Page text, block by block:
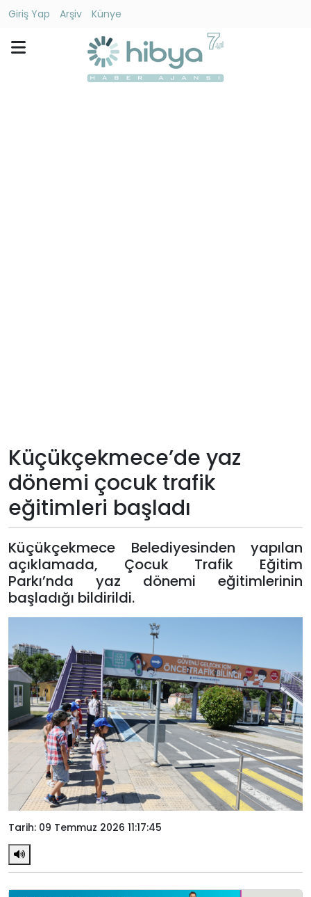
Giriş Yap Arşiv
Künye
Künye
Giriş
Yap
Küçükçekmece’de yaz
dönemi çocuk trafik
eğitimleri başladı
Küçükçekmece Belediyesinden yapılan
açıklamada, Çocuk Trafik Eğitim
Parkı’nda yaz dönemi eğitimlerinin
başladığı bildirildi.
Tarih: 09 Temmuz 2026 11:17:45